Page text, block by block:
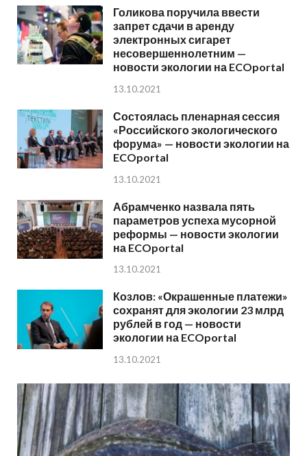
Голикова поручила ввести
запрет сдачи в аренду
электронных сигарет
несовершеннолетним —
новости экологии на ECOportal
13.10.2021
Состоялась пленарная сессия
«Российского экологического
форума» — новости экологии на
ECOportal
13.10.2021
Абрамченко назвала пять
параметров успеха мусорной
реформы — новости экологии
на ECOportal
13.10.2021
Козлов: «Окрашенные платежи»
сохранят для экологии 23 млрд
рублей в год — новости
экологии на ECOportal
13.10.2021